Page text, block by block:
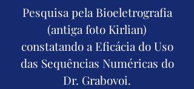
Pesquisa pela Bioeletrografia
(antiga foto Kirlian)
constatando a Eficácia do Uso
das Sequências Numéricas do
Dr. Grabovoi.